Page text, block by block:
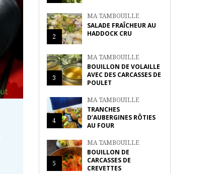
2
MA TAMBOUILLE
SALADE FRAÎCHEUR AU
HADDOCK CRU
3
MA TAMBOUILLE
BOUILLON DE VOLAILLE
AVEC DES CARCASSES DE
POULET
4
MA TAMBOUILLE
TRANCHES
D’AUBERGINES RÔTIES
AU FOUR
5
MA TAMBOUILLE
BOUILLON DE
CARCASSES DE
CREVETTES